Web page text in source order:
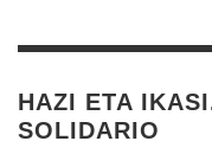
HAZI ETA
SOLIDARIO